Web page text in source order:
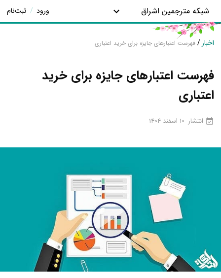
شبکه مترجمین اشراق ورود / ثبت‌نام
اخبار / فهرست اعتبارهای جایزه برای خرید اعتباری
فهرست اعتبارهای جایزه برای خرید
اعتباری
انتشار 10 اسفند 1404